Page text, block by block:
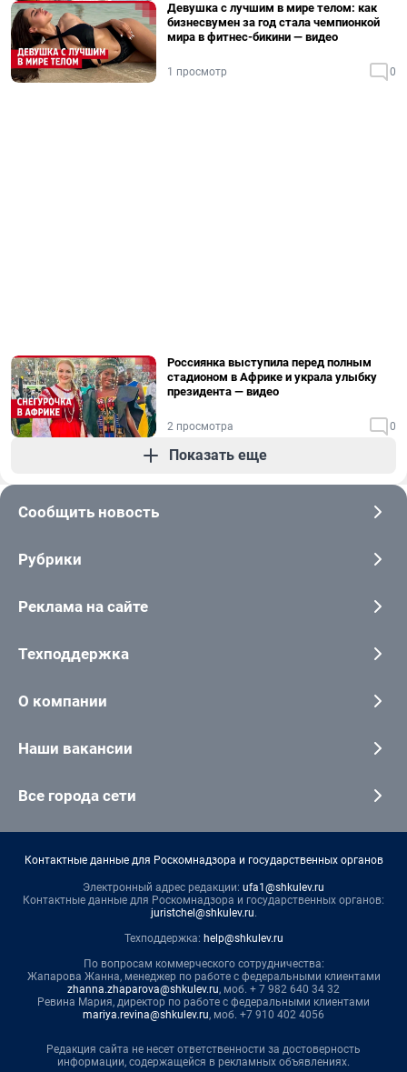
Девушка с лучшим в мире телом: как
бизнесвумен за год стала чемпионкой
мира в фитнес-бикини — видео
1 просмотр 0
Россиянка выступила перед полным
стадионом в Африке и украла улыбку
президента — видео
2 просмотра 0
Показать еще
Сообщить новость
Рубрики
Реклама на сайте
Техподдержка
О компании
Наши вакансии
Все города сети
Контактные данные для Роскомнадзора и государственных органов
Электронный адрес редакции: ufa1@shkulev.ru
Контактные данные для Роскомнадзора и государственных органов:
juristchel@shkulev.ru.
Техподдержка: help@shkulev.ru
По вопросам коммерческого сотрудничества:
Жапарова Жанна, менеджер по работе с федеральными клиентами
zhanna.zhaparova@shkulev.ru, моб. + 7 982 640 34 32
Ревина Мария, директор по работе с федеральными клиентами
mariya.revina@shkulev.ru, моб. +7 910 402 4056
Редакция сайта не несет ответственности за достоверность
информации, содержащейся в рекламных объявлениях.